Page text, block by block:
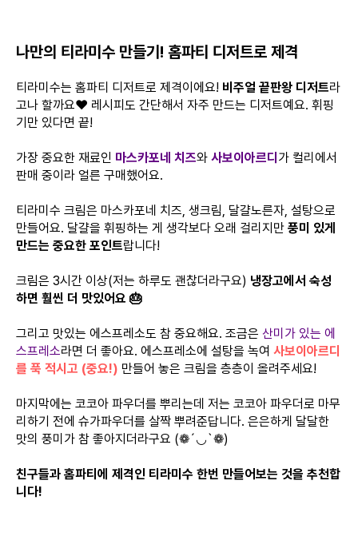
나만의 티라미수 만들기! 홈파티 디저트로 제격
티라미수는 홈파티 디저트로 제격이에요! 비주얼 끝판왕 디저트라
고나 할까요❤ 레시피도 간단해서 자주 만드는 디저트예요. 휘핑
기만 있다면 끝!
가장 중요한 재료인 마스카포네 치즈와 사보이아르디 가 컬리에서
판매 중이라 얼른 구매했어요.
티라미수 크림은 마스카포네 치즈, 생크림, 달걀노른자, 설탕으로
만들어요. 달걀을 휘핑하는 게 생각보다 오래 걸리지만 풍미 있게
만드는 중요한 포인트랍니다!
크림은 3시간 이상(저는 하루도 괜찮더라구요) 냉장고에서 숙성
하면 훨씬 더 맛있어요 🎂
그리고 맛있는 에스프레소도 참 중요해요. 조금은 산미가 있는 에
스프레소라면 더 좋아요. 에스프레소에 설탕을 녹여 사보이아르디
를 푹 적시고 (중요!) 만들어 놓은 크림을 층층이 올려주세요!
마지막에는 코코아 파우더를 뿌리는데 저는 코코아 파우더로 마무
리하기 전에 슈가파우더를 살짝 뿌려준답니다. 은은하게 달달한
맛의 풍미가 참 좋아지더라구요 (❁´◡`❁)
친구들과 홈파티에 제격인 티라미수 한번 만들어보는 것을 추천합
니다!